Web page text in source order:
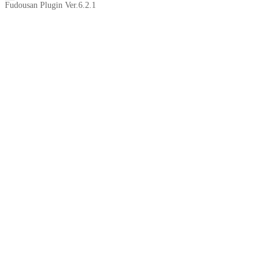
Fudousan Plugin Ver.6.2.1